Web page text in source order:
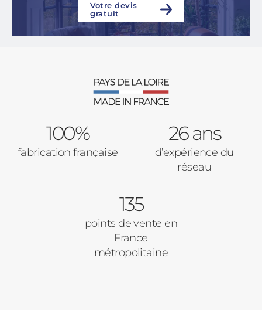
Votre devis
gratuit
100%
fabrication française
26 ans
d’expérience du
réseau
135
points de vente en
France
métropolitaine